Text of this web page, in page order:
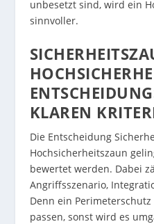
unbesetzt sind, wird ein
sinnvoller.
KLAREN
Die Entscheidung
Hochsicherheitszaun
bewertet werden. Dabei
Angriffsszenario,
Denn ein
passen, sonst wird es